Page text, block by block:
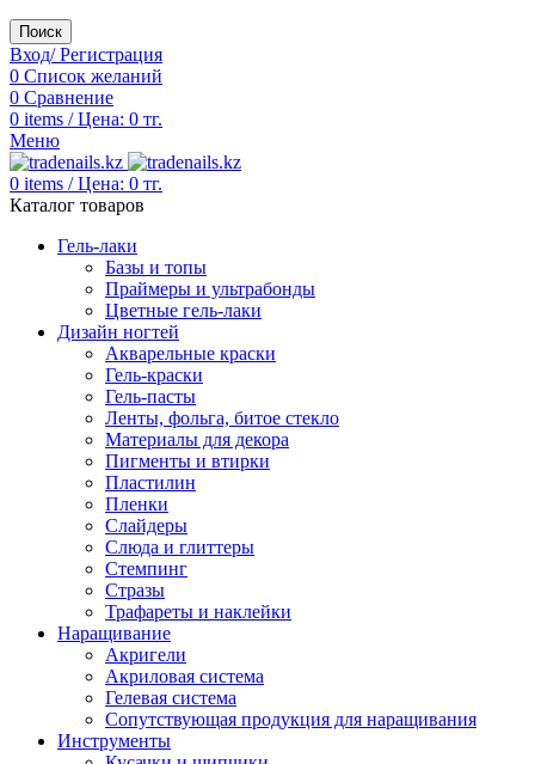
Поиск
Вход/ Регистрация
0 Список желаний
0 Сравнение
0 items / Цена: 0 тг.
Меню
0 items / Цена: 0 тг.
Каталог товаров
Гель-лаки
Базы и топы
Праймеры и ультрабонды
Цветные гель-лаки
Дизайн ногтей
Акварельные краски
Гель-краски
Гель-пасты
Ленты, фольга, битое стекло
Материалы для декора
Пигменты и втирки
Пластилин
Пленки
Слайдеры
Слюда и глиттеры
Стемпинг
Стразы
Трафареты и наклейки
Наращивание
Акригели
Акриловая система
Гелевая система
Сопутствующая продукция для наращивания
Инструменты